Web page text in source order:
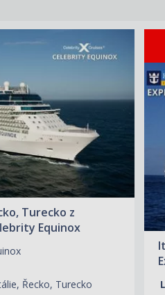
Turecko z
Equinox
Řecko, Turecko
ZOBRAZIT DETAIL
€)